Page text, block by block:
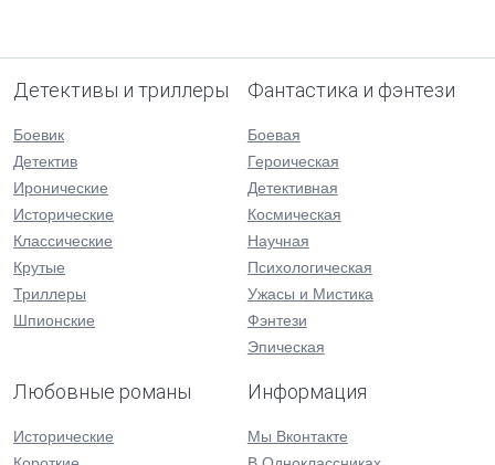
Детективы и триллеры
Боевик
Детектив
Иронические
Исторические
Классические
Крутые
Триллеры
Шпионские
Фантастика и фэнтези
Боевая
Героическая
Детективная
Космическая
Научная
Психологическая
Ужасы и Мистика
Фэнтези
Эпическая
Любовные романы
Исторические
Информация
Мы Вконтакте